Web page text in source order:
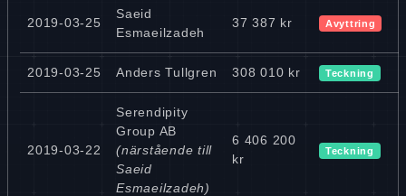
2019-03-25
Saeid
Esmaeilzadeh
37 387 kr Avyttring
2019-03-25 Anders Tullgren 308 010 kr Teckning
2019-03-22
Serendipity
Group AB
(närstående till
Saeid
Esmaeilzadeh)
6 406 200
kr
Teckning